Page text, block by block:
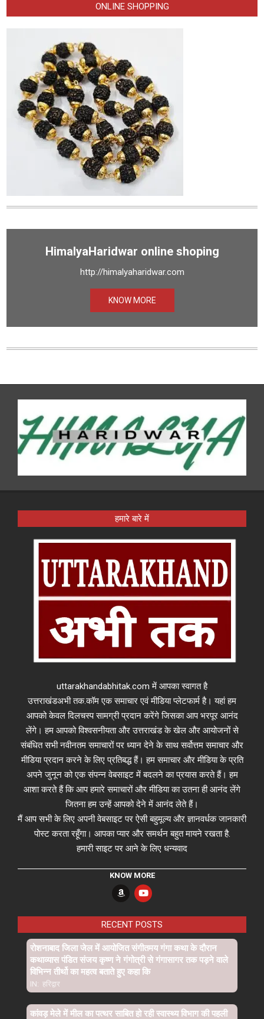
ONLINE SHOPPING
HimalyaHaridwar online shoping
http://himalyaharidwar.com
KNOW MORE
हमारे बारे में
uttarakhandabhitak.com में आपका स्वागत है
उत्तराखंडअभी तक.कॉम एक समाचार एवं मीडिया प्लेटफार्म है। यहां हम
आपको केवल दिलचस्प सामग्री प्रदान करेंगे जिसका आप भरपूर आनंद
लेंगे। हम आपको विश्वसनीयता और उत्तराखंड के खेल और आयोजनों से
संबंधित सभी नवीनतम समाचारों पर ध्यान देने के साथ सर्वोत्तम समाचार और
मीडिया प्रदान करने के लिए प्रतिबद्ध हैं। हम समाचार और मीडिया के प्रति
अपने जुनून को एक संपन्न वेबसाइट में बदलने का प्रयास करते हैं। हम
आशा करते हैं कि आप हमारे समाचारों और मीडिया का उतना ही आनंद लेंगे
जितना हम उन्हें आपको देने में आनंद लेते हैं।
मैं आप सभी के लिए अपनी वेबसाइट पर ऐसी बहुमूल्य और ज्ञानवर्धक जानकारी
पोस्ट करता रहूँगा। आपका प्यार और समर्थन बहुत मायने रखता है.
हमारी साइट पर आने के लिए धन्यवाद
KNOW MORE
RECENT POSTS
रोशनाबाद जिला जेल में आयोजित संगीतमय गंगा कथा के दौरान
कथाव्यास पंडित संजय कृष्ण ने गंगोत्री से गंगासागर तक पड़ने वाले
विभिन्न तीर्थो का महत्व बताते हुए कहा कि
IN: हरिद्वार
कांवड़ मेले में मील का पत्थर साबित हो रही स्वास्थ्य विभाग की पहली